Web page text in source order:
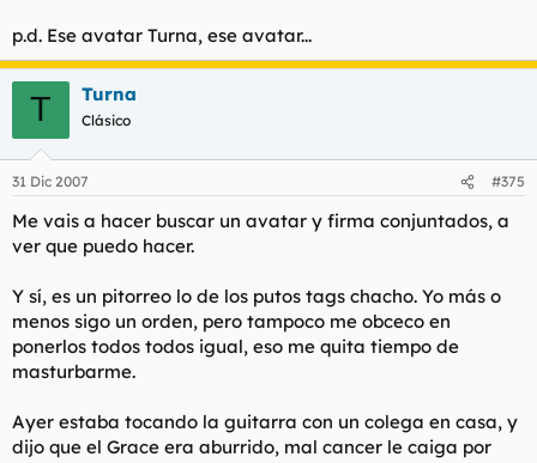
* N.W.A.
* R.O.C.K. in the U.S.A.
7. Capitalize contractions and slang consistent with the rules
above to the extent that such clearly apply. For example, do
* Will o' the Wisp
* Sweet Child o' Mine
8. Proper nouns should always be capitalized appropriately.
This includes parts of band names separated by the word 'and'
p.d. Ese avatar Turna, ese avatar...
T Turna
Clásico
31 Dic 2007 #375
Me vais a hacer buscar un avatar y firma conjuntados, a
ver que puedo hacer.
Y sí, es un pitorreo lo de los putos tags chacho. Yo más o
menos sigo un orden, pero tampoco me obceco en
ponerlos todos todos igual, eso me quita tiempo de
masturbarme.
Ayer estaba tocando la guitarra con un colega en casa, y
dijo que el Grace era aburrido, mal cancer le caiga por